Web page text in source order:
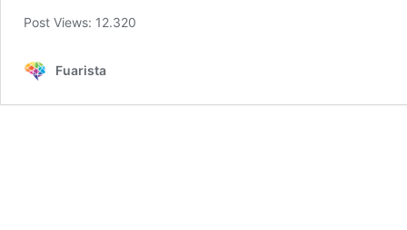
Post Views: 12.320
Fuarista